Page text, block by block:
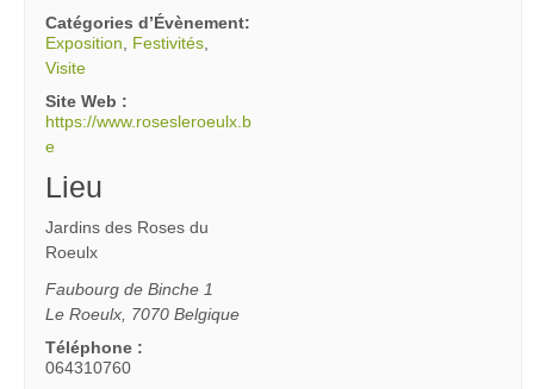
Catégories d’Évènement:
Exposition
Festivités,
Visite
Site Web :
https://www.rosesleroeulx.b
e
Lieu
Jardins des Roses du
Roeulx
Faubourg de Binche 1
Le Roeulx, 7070 Belgique
Téléphone :
064310760